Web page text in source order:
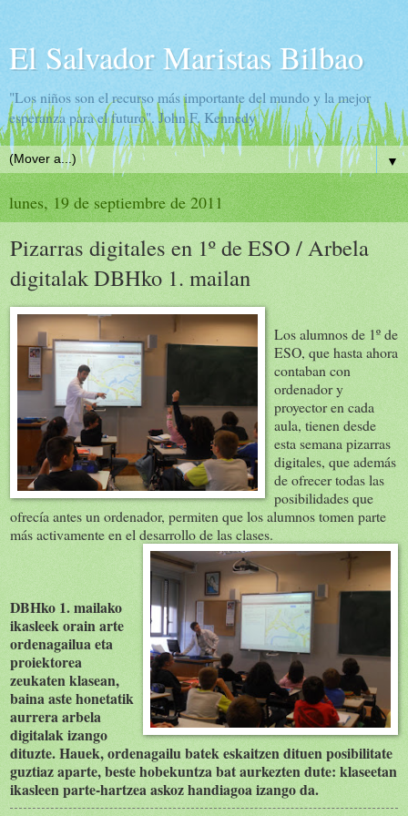
El Salvador Maristas Bilbao
"Los niños son el recurso más importante del mundo y la mejor
esperanza para el futuro". John F. Kennedy
▼
lunes, 19 de septiembre de 2011
Pizarras digitales en 1º de ESO / Arbela
digitalak DBHko 1. mailan
Los alumnos de 1º de
ESO, que hasta ahora
contaban con
ordenador y
proyector en cada
aula, tienen desde
esta semana pizarras
digitales, que además
de ofrecer todas las
posibilidades que
ofrecía antes un ordenador, permiten que los alumnos tomen parte
más activamente en el desarrollo de las clases.
DBHko 1. mailako
ikasleek orain arte
ordenagailua eta
proiektorea
zeukaten klasean,
baina aste honetatik
aurrera arbela
digitalak izango
dituzte. Hauek, ordenagailu batek eskaitzen dituen posibilitate
guztiaz aparte, beste hobekuntza bat aurkezten dute: klaseetan
ikasleen parte-hartzea askoz handiagoa izango da.